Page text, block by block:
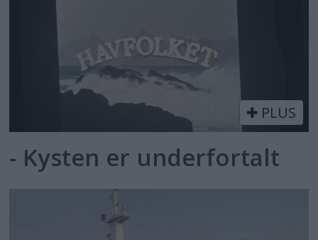
PLUS
- Kysten er underfortalt